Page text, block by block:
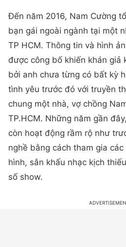
Đến năm 2016, Nam Cường
bạn gái ngoài ngành tại một
TP HCM. Thông tin và hình
được công bố khiến khán giả
bởi anh chưa từng có bất kỳ
tình yêu trước đó với truyền
chung một nhà, vợ chồng
TP.HCM. Những năm gần
còn hoạt động rầm rộ như
nghề bằng cách tham gia
hình, sân khấu nhạc kịch
số show.